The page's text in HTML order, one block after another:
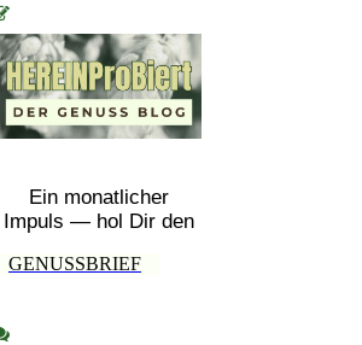
Ein monatlicher
Impuls — hol Dir den
GENUSSBRIEF